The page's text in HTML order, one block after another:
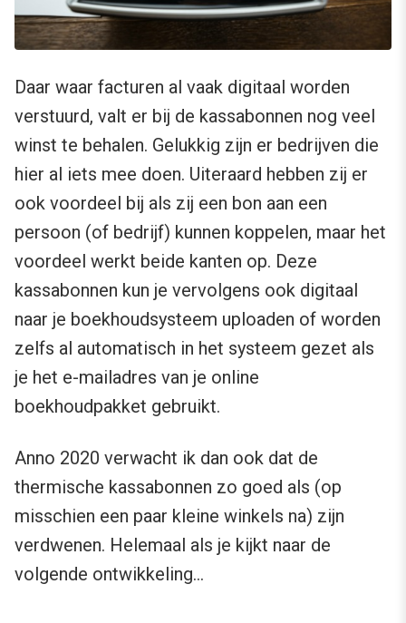
Daar waar facturen al vaak digitaal worden
verstuurd, valt er bij de kassabonnen nog veel
winst te behalen. Gelukkig zijn er bedrijven die
hier al iets mee doen. Uiteraard hebben zij er
ook voordeel bij als zij een bon aan een
persoon (of bedrijf) kunnen koppelen, maar het
voordeel werkt beide kanten op. Deze
kassabonnen kun je vervolgens ook digitaal
naar je boekhoudsysteem uploaden of worden
zelfs al automatisch in het systeem gezet als
je het e-mailadres van je online
boekhoudpakket gebruikt.
Anno 2020 verwacht ik dan ook dat de
thermische kassabonnen zo goed als (op
misschien een paar kleine winkels na) zijn
verdwenen. Helemaal als je kijkt naar de
volgende ontwikkeling…